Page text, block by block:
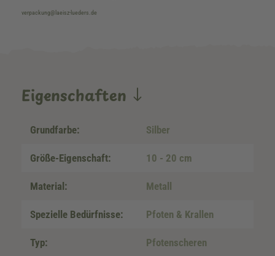
verpackung@laeisz-lueders.de
Eigenschaften
Grundfarbe: Silber
Größe-Eigenschaft: 10 - 20 cm
Material: Metall
Spezielle Bedürfnisse: Pfoten & Krallen
Typ: Pfotenscheren